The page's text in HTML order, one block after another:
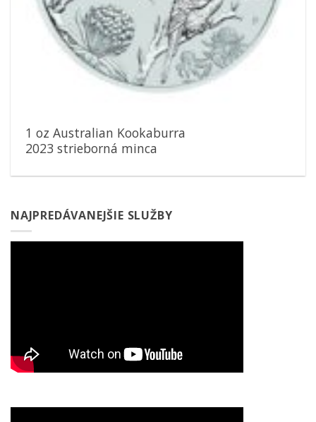
1 oz Australian Kookaburra
2023 strieborná minca
NAJPREDÁVANEJŠIE SLUŽBY